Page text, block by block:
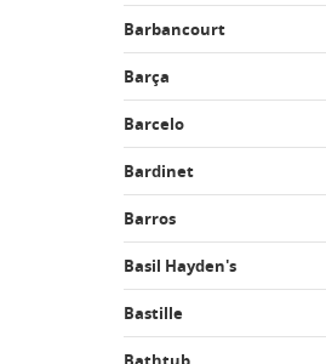
Barbancourt
Barça
Barcelo
Bardinet
Barros
Basil Hayden's
Bastille